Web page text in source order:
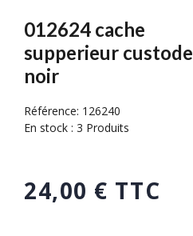
012624 cache
supperieur custode
noir
Référence: 126240
En stock : 3 Produits
24,00 € TTC